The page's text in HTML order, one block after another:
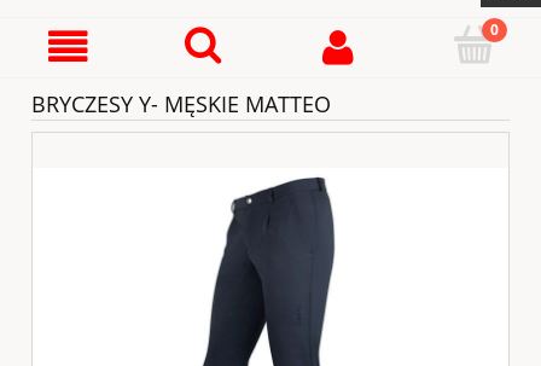
BRYCZESY Y- MĘSKIE MATTEO